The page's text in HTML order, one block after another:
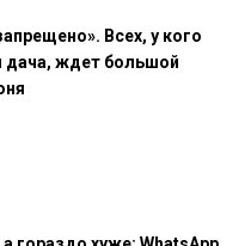
Всех, у кого
дача, ждет большой